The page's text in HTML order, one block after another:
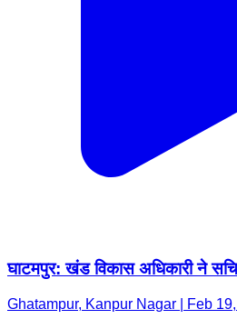
घाटमपुर: खंड विकास अधिकारी ने
Ghatampur, Kanpur Nagar | Feb